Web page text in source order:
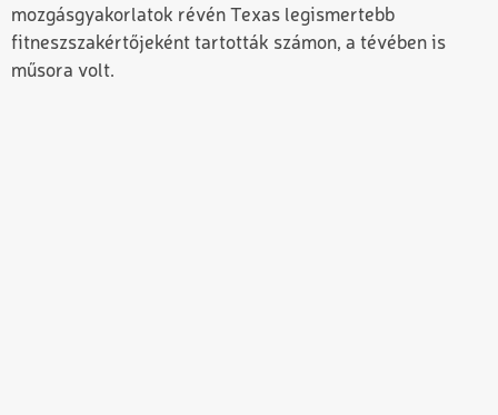
mozgásgyakorlatok révén Texas legismertebb
fitneszszakértőjeként tartották számon, a tévében is
műsora volt.